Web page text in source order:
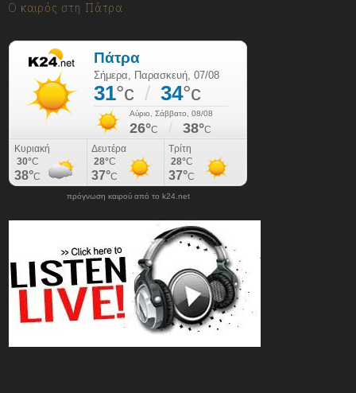
Ο καιρός στη Πάτρα
πρόγνωση καιρού από το k24.net